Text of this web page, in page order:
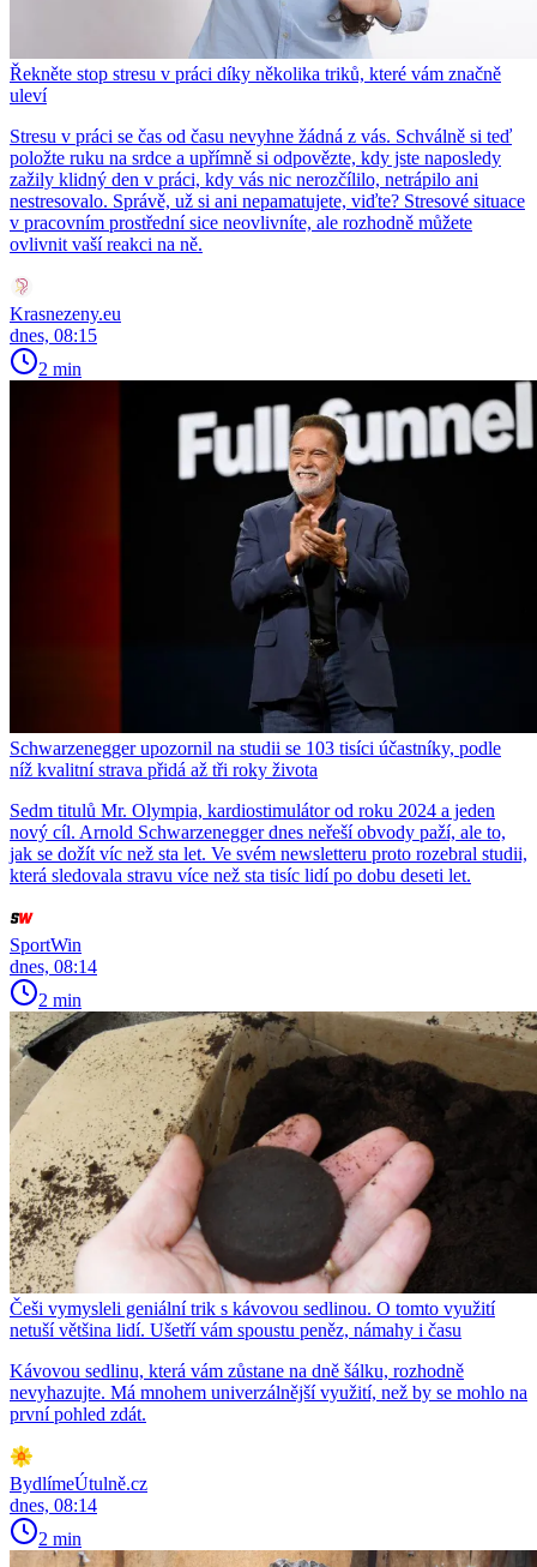
Řekněte stop stresu v práci díky několika triků, které vám značně
uleví
Stresu v práci se čas od času nevyhne žádná z vás. Schválně si teď
položte ruku na srdce a upřímně si odpovězte, kdy jste naposledy
zažily klidný den v práci, kdy vás nic nerozčílilo, netrápilo ani
nestresovalo. Správě, už si ani nepamatujete, viďte? Stresové situace
v pracovním prostřední sice neovlivníte, ale rozhodně můžete
ovlivnit vaší reakci na ně.
Krasnezeny.eu
dnes, 08:15
2 min
Schwarzenegger upozornil na studii se 103 tisíci účastníky, podle
níž kvalitní strava přidá až tři roky života
Sedm titulů Mr. Olympia, kardiostimulátor od roku 2024 a jeden
nový cíl. Arnold Schwarzenegger dnes neřeší obvody paží, ale to,
jak se dožít víc než sta let. Ve svém newsletteru proto rozebral studii,
která sledovala stravu více než sta tisíc lidí po dobu deseti let.
SportWin
dnes, 08:14
2 min
Češi vymysleli geniální trik s kávovou sedlinou. O tomto využití
netuší většina lidí. Ušetří vám spoustu peněz, námahy i času
Kávovou sedlinu, která vám zůstane na dně šálku, rozhodně
nevyhazujte. Má mnohem univerzálnější využití, než by se mohlo na
první pohled zdát.
BydlímeÚtulně.cz
dnes, 08:14
2 min